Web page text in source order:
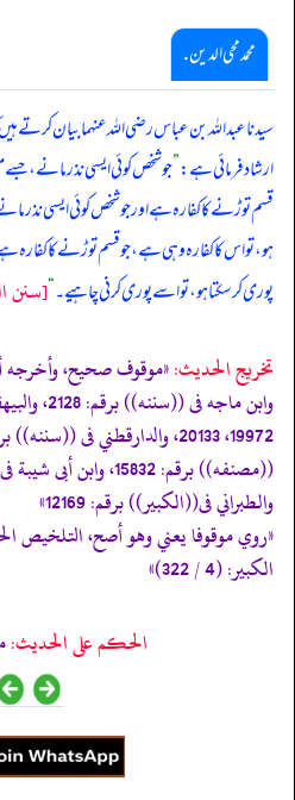
محمد محی الدین .
سیدنا عبداللہ بن عباس رضی اللہ عنہما بیان کرتے
ارشاد فرمائی ہے:”جو شخص کوئی ایسی نذر مانے،
قسم توڑنے کا کفارہ ہے اور جو شخص کوئی ایسی
ہو، تو اس کا کفارہ وہی ہے، جو قسم توڑنے کا کفارہ
پوری کر سکتا ہو، تو اسے پوری کرنی چاہیے۔“[سنن
تخریج الحدیث:
وابن ماجه
والطبراني فى((الكبير)) برقم: 12169»
«روي موقوفا يعني وهو أصح، التلخيص
الكبير: (4 / 322)»
الحكم على الحديث: